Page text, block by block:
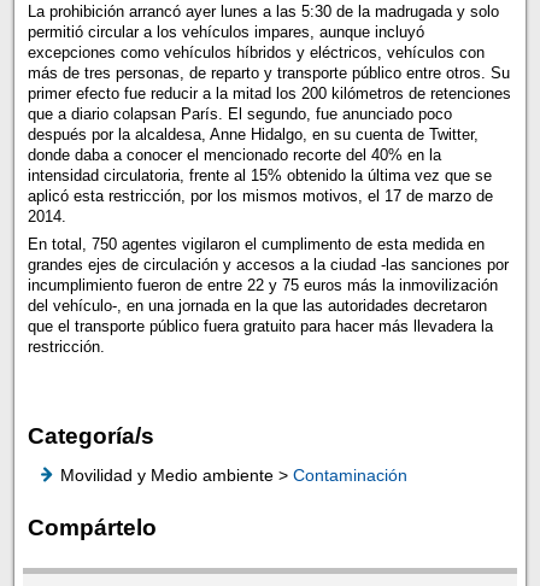
La prohibición arrancó ayer lunes a las 5:30 de la madrugada y solo
permitió circular a los vehículos impares, aunque incluyó
excepciones como vehículos híbridos y eléctricos, vehículos con
más de tres personas, de reparto y transporte público entre otros. Su
primer efecto fue reducir a la mitad los 200 kilómetros de retenciones
que a diario colapsan París. El segundo, fue anunciado poco
después por la alcaldesa, Anne Hidalgo, en su cuenta de Twitter,
donde daba a conocer el mencionado recorte del 40% en la
intensidad circulatoria, frente al 15% obtenido la última vez que se
aplicó esta restricción, por los mismos motivos, el 17 de marzo de
2014.
En total, 750 agentes vigilaron el cumplimento de esta medida en
grandes ejes de circulación y accesos a la ciudad -las sanciones por
incumplimiento fueron de entre 22 y 75 euros más la inmovilización
del vehículo-, en una jornada en la que las autoridades decretaron
que el transporte público fuera gratuito para hacer más llevadera la
restricción.
Categoría/s
Movilidad y Medio ambiente > Contaminación
Compártelo